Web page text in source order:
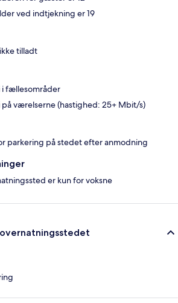
ved indtjekning er 19
tilladt
i fællesområder
på værelserne (hastighed: 25+ Mbit/s)
parkering på stedet efter anmodning
er kun for voksne